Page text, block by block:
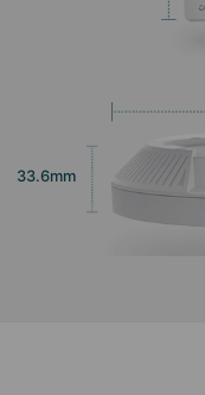
33.6mm